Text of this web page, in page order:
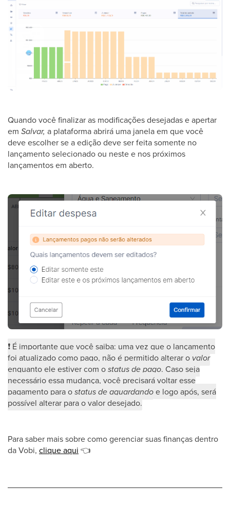
Quando você finalizar as modificações desejadas e apertar
em Salvar, a plataforma abrirá uma janela em que você
deve escolher se a edição deve ser feita somente no
lançamento selecionado ou neste e nos próximos
lançamentos em aberto.
❗ É importante que você saiba: uma vez que o lançamento
foi atualizado como pago, não é permitido alterar o valor
enquanto ele estiver com ostatus de pago. Caso seja
necessário essa mudança, você precisará voltar esse
pagamento para ostatus de aguardandoe logo após, será
possível alterar para o valor desejado.
Para saber mais sobre como gerenciar suas finanças dentro
da Vobi, clique aqui 👈